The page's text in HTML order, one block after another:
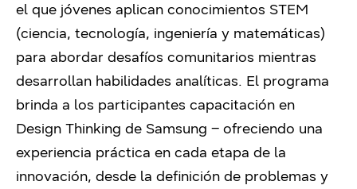
el que jóvenes aplican conocimientos STEM
(ciencia, tecnología, ingeniería y matemáticas)
para abordar desafíos comunitarios mientras
desarrollan habilidades analíticas. El programa
brinda a los participantes capacitación en
Design Thinking de Samsung – ofreciendo una
experiencia práctica en cada etapa de la
innovación, desde la definición de problemas y